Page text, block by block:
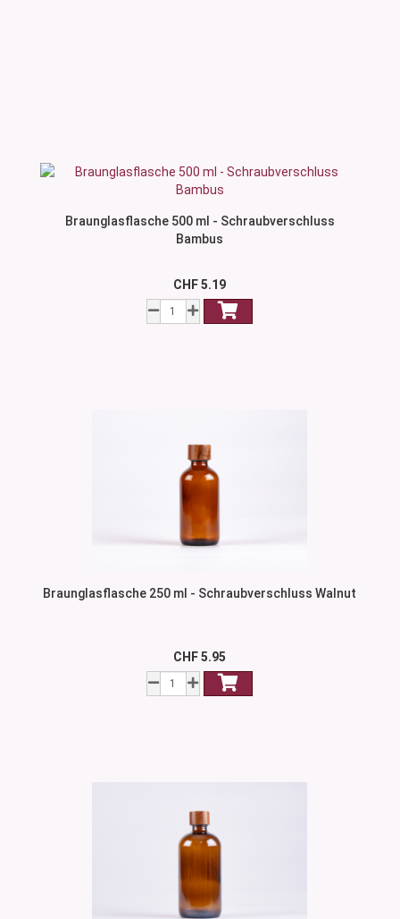
Braunglasflasche 500 ml - Schraubverschluss
Bambus
CHF 5.19
Braunglasflasche 250 ml - Schraubverschluss Walnut
CHF 5.95